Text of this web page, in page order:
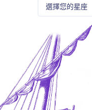
選擇您的星座